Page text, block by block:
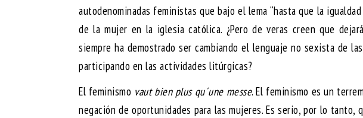
autodenominadas feministas que bajo el lema “hasta que la
de la mujer en la iglesia católica. ¿Pero de veras creen que
siempre ha demostrado ser cambiando el lenguaje no sexista de
participando en las actividades litúrgicas?
El feminismo vaut bien plus qu´une messe. El feminismo es un
negación de oportunidades para las mujeres. Es serio, por lo